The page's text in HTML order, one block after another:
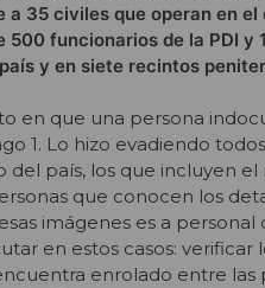
35 civiles que operan en el
funcionarios de la PDI y
y en siete recintos
en que una persona
1. Lo hizo evadiendo
país, los que incluyen el
que conocen los
imágenes es a
en estos casos: verificar
enrolado entre las